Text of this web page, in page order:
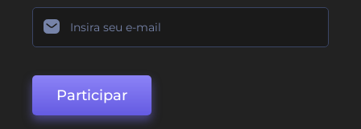
Participar